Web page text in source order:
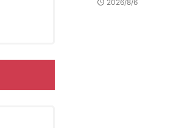
2026/8/6